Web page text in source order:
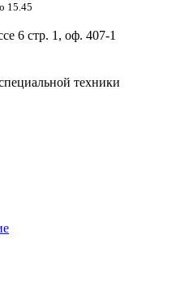
15.45
6 стр. 1, оф. 407-1
техники